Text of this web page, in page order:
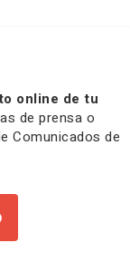
online de tu
de prensa o
Comunicados de